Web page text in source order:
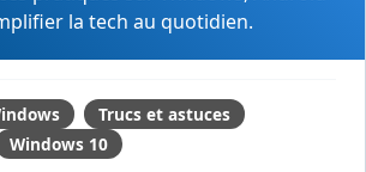
la tech au quotidien.
Trucs et astuces
Windows 10